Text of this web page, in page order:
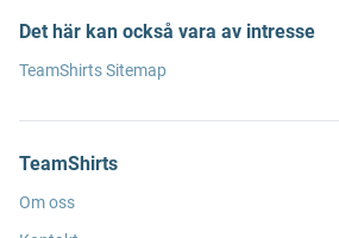
Det här kan också vara av intresse
TeamShirts Sitemap
TeamShirts
Om oss